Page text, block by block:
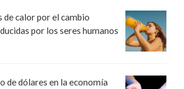
de calor por el cambio
por los seres humanos
de dólares en la economía